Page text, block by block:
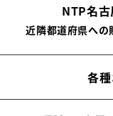
NTP名
近隣都道府県への
各